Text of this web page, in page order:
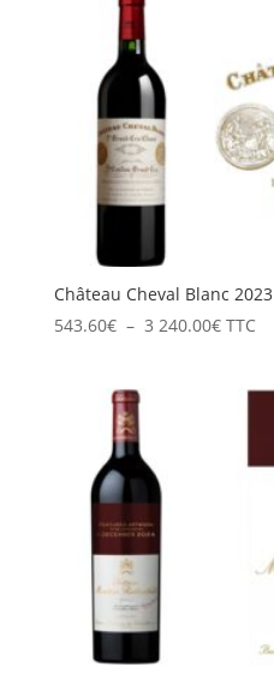
Château Cheval Blanc 2023
543.60€ – 3 240.00€Plage
TTC